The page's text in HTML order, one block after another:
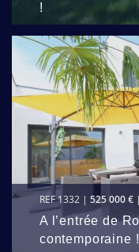
!
REF 1332 | 525 000 €
A l’entrée de
contemporaine !